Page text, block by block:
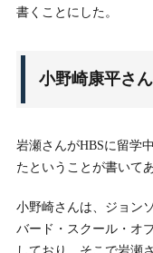
書くことにした。
小野崎康平さ
岩瀬さんがHBSに留学
たということが書いて
小野崎さんは、ジョン
バード・スクール・オ